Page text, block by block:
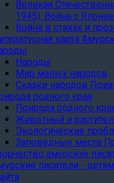
Великая
1945). Война с
Война в стихах и
карта
Народы
Мир малых народов
Сказки народов
родного края
Природа родного
Животный и
Экологические
Заповедные места
амурских
писатели - детям